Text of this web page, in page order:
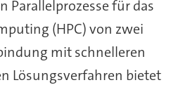
Parallelprozesse für das
(HPC) von zwei
mit schnelleren
Lösungsverfahren bietet